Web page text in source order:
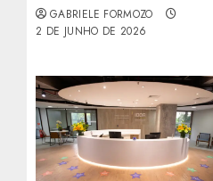
GABRIELE FORMOZO
2 DE JUNHO DE 2026